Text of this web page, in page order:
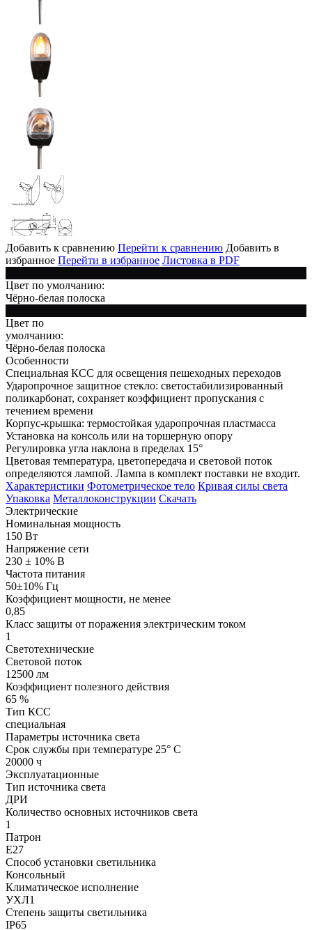
Добавить к сравнению Перейти к сравнению Добавить в
избранное Перейти в избранное Листовка в PDF
Цвет по умолчанию:
Чёрно-белая полоска
Цвет по
умолчанию:
Чёрно-белая полоска
Особенности
Специальная КСС для освещения пешеходных переходов
Ударопрочное защитное стекло: светостабилизированный
поликарбонат, сохраняет коэффициент пропускания с
течением времени
Корпус-крышка: термостойкая ударопрочная пластмасса
Установка на консоль или на торшерную опору
Регулировка угла наклона в пределах 15°
Цветовая температура, цветопередача и световой поток
определяются лампой. Лампа в комплект поставки не входит.
Характеристики Фотометрическое тело Кривая силы света
Упаковка Металлоконструкции Скачать
Электрические
Номинальная мощность
150 Вт
Напряжение сети
230 ± 10% В
Частота питания
50±10% Гц
Коэффициент мощности, не менее
0,85
Класс защиты от поражения электрическим током
1
Светотехнические
Световой поток
12500 лм
Коэффициент полезного действия
65 %
Тип КСС
специальная
Параметры источника света
Срок службы при температуре 25° С
20000 ч
Эксплуатационные
Тип источника света
ДРИ
Количество основных источников света
1
Патрон
Е27
Способ установки светильника
Консольный
Климатическое исполнение
УХЛ1
Степень защиты светильника
IP65